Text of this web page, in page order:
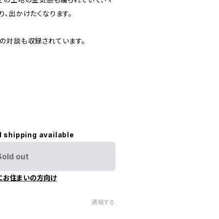
出かけたくなります。
対談も収録されています。
shipping available
out
お住まいの方向け
通報する